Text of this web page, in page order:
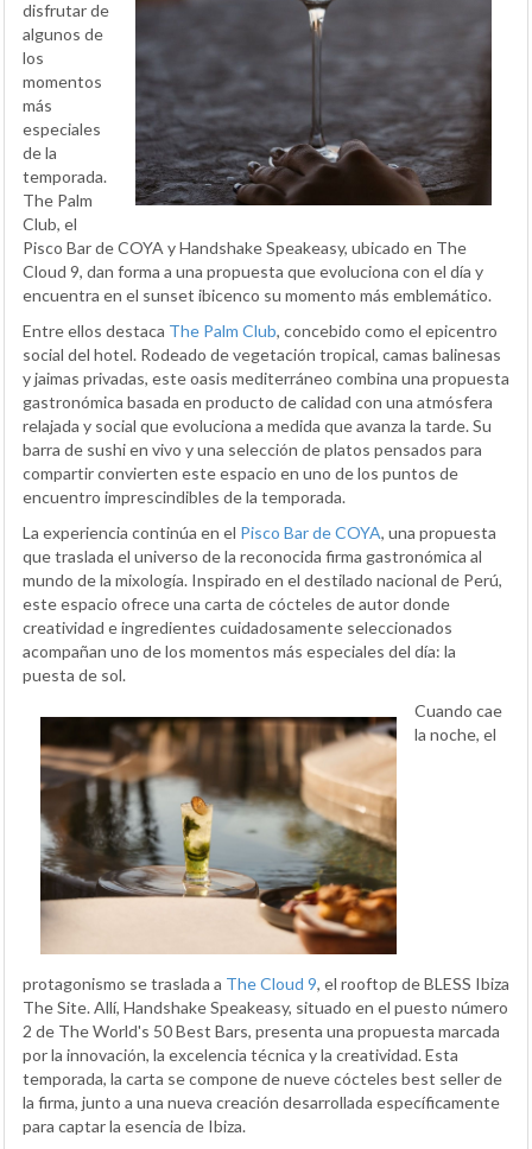
disfrutar de
algunos de
los
momentos
más
especiales
de la
temporada.
The Palm
Club, el
Pisco Bar de COYA y Handshake Speakeasy, ubicado en The
Cloud 9, dan forma a una propuesta que evoluciona con el día y
encuentra en el sunset ibicenco su momento más emblemático.
Entre ellos destaca The Palm Club, concebido como el epicentro
social del hotel. Rodeado de vegetación tropical, camas balinesas
y jaimas privadas, este oasis mediterráneo combina una propuesta
gastronómica basada en producto de calidad con una atmósfera
relajada y social que evoluciona a medida que avanza la tarde. Su
barra de sushi en vivo y una selección de platos pensados para
compartir convierten este espacio en uno de los puntos de
encuentro imprescindibles de la temporada.
La experiencia continúa en el Pisco Bar de COYA, una propuesta
que traslada el universo de la reconocida firma gastronómica al
mundo de la mixología. Inspirado en el destilado nacional de Perú,
este espacio ofrece una carta de cócteles de autor donde
creatividad e ingredientes cuidadosamente seleccionados
acompañan uno de los momentos más especiales del día: la
puesta de sol.
Cuando cae
la noche, el
protagonismo se traslada a The Cloud 9, el rooftop de BLESS Ibiza
The Site. Allí, Handshake Speakeasy, situado en el puesto número
2 de The World's 50 Best Bars, presenta una propuesta marcada
por la innovación, la excelencia técnica y la creatividad. Esta
temporada, la carta se compone de nueve cócteles best seller de
la firma, junto a una nueva creación desarrollada específicamente
para captar la esencia de Ibiza.